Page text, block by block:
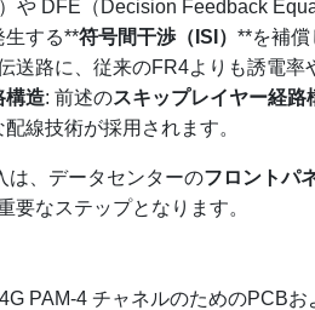
や DFE（Decision Feedback
生する**符号間干渉（ISI） **を補償
送路に、従来のFR4よりも誘電率
構造: 前述のスキップレイヤー経路
線技術が採用されます。
は、データセンターのフロントパ
要なステップとなります。
PAM-4 チャネルのためのPCB